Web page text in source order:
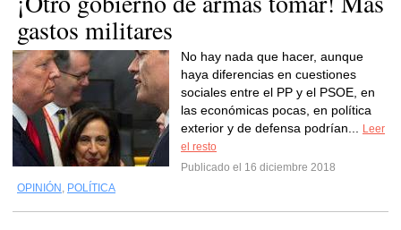
gastos militares
No hay nada que hacer, aunque
haya diferencias en cuestiones
sociales entre el PP y el PSOE, en
las económicas pocas, en política
exterior y de defensa podrían...
Leer
el resto
Publicado el 16 diciembre 2018
OPINIÓN , POLÍTICA